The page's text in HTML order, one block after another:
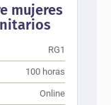
mujeres
RG1
100 horas
Online